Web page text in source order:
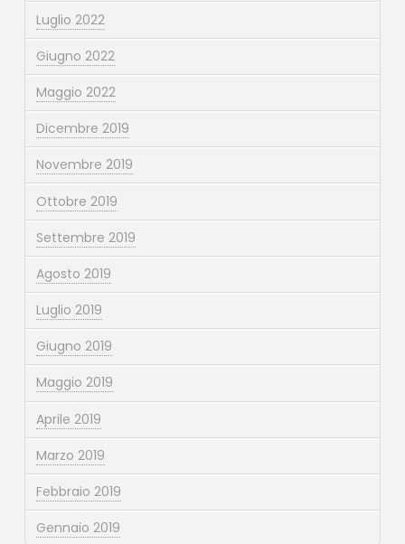
Luglio 2022
Giugno 2022
Maggio 2022
Dicembre 2019
Novembre 2019
Ottobre 2019
Settembre 2019
Agosto 2019
Luglio 2019
Giugno 2019
Maggio 2019
Aprile 2019
Marzo 2019
Febbraio 2019
Gennaio 2019